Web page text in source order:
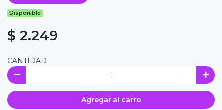
Disponible
$ 2.249
CANTIDAD
Agregar al carro